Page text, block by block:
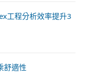
工程分析效率提升3
舒適性